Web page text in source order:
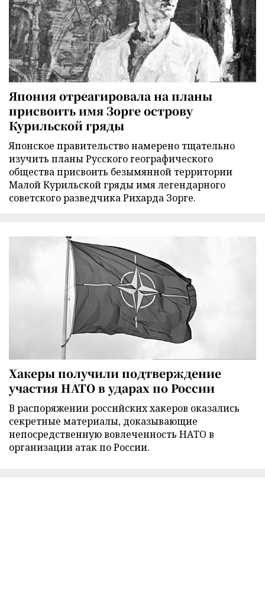
Япония отреагировала на планы
присвоить имя Зорге острову
Курильской гряды
Японское правительство намерено тщательно
изучить планы Русского географического
общества присвоить безымянной территории
Малой Курильской гряды имя легендарного
советского разведчика Рихарда Зорге.
Хакеры получили подтверждение
участия НАТО в ударах по России
В распоряжении российских хакеров оказались
секретные материалы, доказывающие
непосредственную вовлеченность НАТО в
организации атак по России.